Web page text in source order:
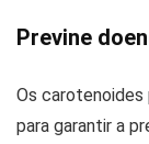
Previne
Os carotenoides
para garantir a